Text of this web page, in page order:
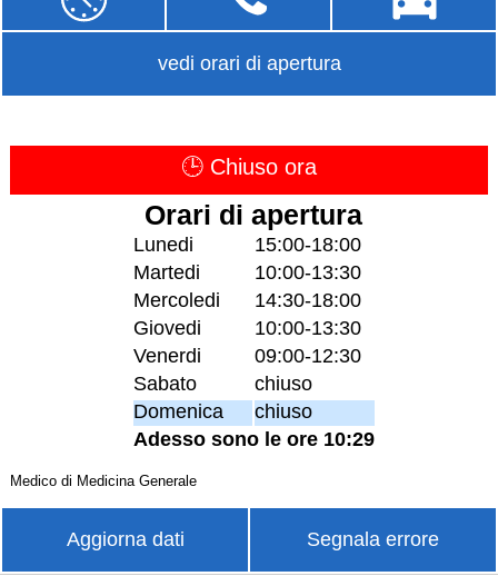
vedi orari di apertura
🕒 Chiuso ora
Orari di apertura
Lunedi
15:00-18:00
Martedi
10:00-13:30
Mercoledi
14:30-18:00
Giovedi
10:00-13:30
Venerdi
09:00-12:30
Sabato
chiuso
Domenica
chiuso
Adesso sono le ore 10:29
Medico di Medicina Generale
Aggiorna dati Segnala errore